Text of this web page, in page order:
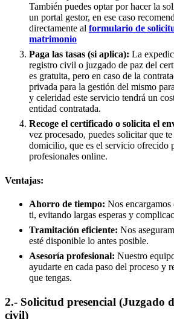
También puedes optar por hacer la
un portal gestor, en ese caso
directamente al formulario de
matrimonio
Paga las tasas (si aplica): La
registro civil o juzgado de paz del
es gratuita, pero en caso de la
privada para la gestión del mismo
y celeridad este servicio tendrá un
entidad contratada.
Recoge el certificado o solicita el
vez procesado, puedes solicitar que
domicilio, que es el servicio ofrecido
profesionales online.
Ventajas:
Ahorro de tiempo: Nos
ti, evitando largas esperas y
Tramitación eficiente: Nos
esté disponible lo antes posible.
Asesoría profesional: Nuestro
ayudarte en cada paso del proceso y
que tengas.
2.- Solicitud presencial (Juzgado
civil)